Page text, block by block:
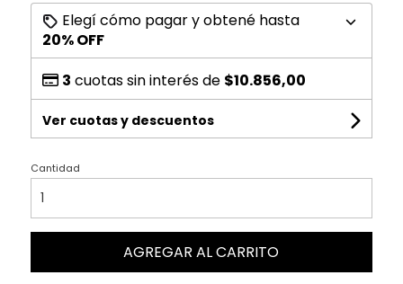
Elegí cómo pagar y obtené hasta
20% OFF
3 cuotas sin interés de $10.856,00
Ver cuotas y descuentos
Cantidad
AGREGAR AL CARRITO